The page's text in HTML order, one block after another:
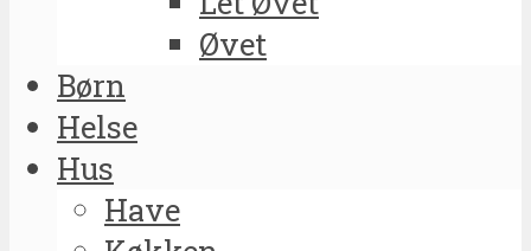
Øvet
Børn
Helse
Hus
Have